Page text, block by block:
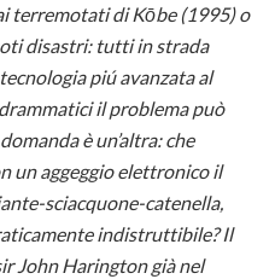
terremotati di Kōbe (1995) o
disastri: tutti in strada
piú avanzata al
il problema può
è un’altra: che
un aggeggio elettronico il
sciacquone-catenella,
indistruttibile? Il
John Harington già nel